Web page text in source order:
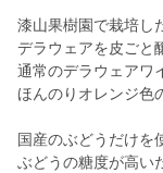
漆山果樹園で栽培し
デラウェアを皮ごと
通常のデラウェアワ
ほんのりオレンジ色
国産のぶどうだけを
ぶどうの糖度が高い